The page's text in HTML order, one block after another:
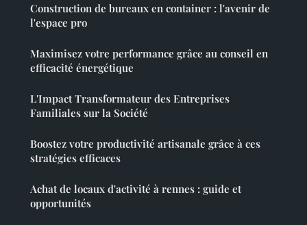
Construction de bureaux en container : l'avenir de
l'espace pro
Maximisez votre performance grâce au conseil en
efficacité énergétique
L'Impact Transformateur des Entreprises
Familiales sur la Société
Boostez votre productivité artisanale grâce à ces
stratégies efficaces
Achat de locaux d'activité à rennes : guide et
opportunités